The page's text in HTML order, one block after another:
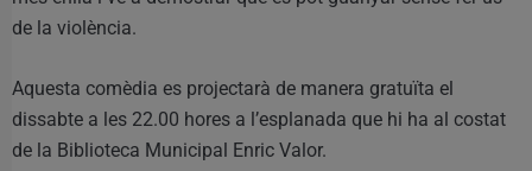
de la violència.
Aquesta comèdia es projectarà de manera gratuïta el
dissabte a les 22.00 hores a l’esplanada que hi ha al costat
de la Biblioteca Municipal Enric Valor.